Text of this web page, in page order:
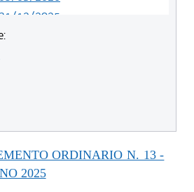
12/2025
12/2025
ORDINARIO N. 13 -
2025